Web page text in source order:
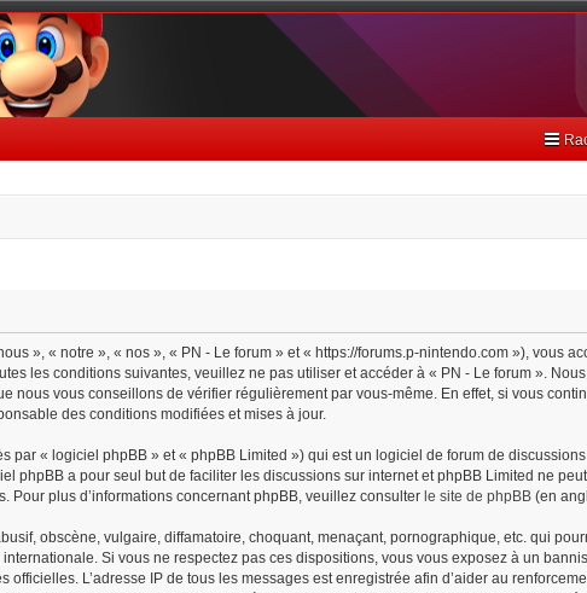
», « notre », « nos », « PN - Le forum » et « https://forums.p-nintendo.com »), vous
les conditions suivantes, veuillez ne pas utiliser et accéder à « PN - Le forum ».
nous vous conseillons de vérifier régulièrement par vous-même. En effet, si vous
des conditions modifiées et mises à jour.
par « logiciel phpBB » et « phpBB Limited ») qui est un logiciel de forum de
phpBB a pour seul but de faciliter les discussions sur internet et phpBB Limited ne
Pour plus d’informations concernant phpBB, veuillez consulter le site de phpBB (en
obscène, vulgaire, diffamatoire, choquant, menaçant, pornographique, etc. qui
Si vous ne respectez pas ces dispositions, vous vous exposez à un
officielles. L’adresse IP de tous les messages est enregistrée afin d’aider au